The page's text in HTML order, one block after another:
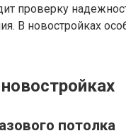
проверку
В новостройках
потолка